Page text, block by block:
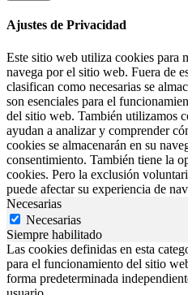
Ajustes de Privacidad
Este sitio web utiliza cookies para
navega por el sitio web. Fuera de
clasifican como necesarias se
son esenciales para el
del sitio web. También utilizamos
ayudan a analizar y comprender
cookies se almacenarán en su
consentimiento. También tiene la
cookies. Pero la exclusión
puede afectar su experiencia de
Necesarias
Necesarias
Siempre habilitado
Las cookies definidas en esta
para el funcionamiento del sitio
forma predeterminada